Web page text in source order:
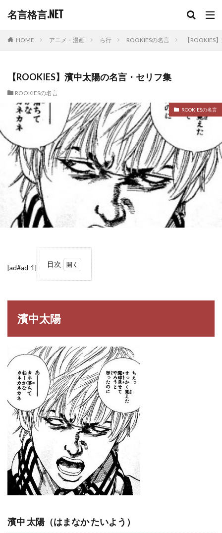
名言格言.NET
HOME アニメ・漫画 ら行 ROOKIESの名言 【ROOKIES
【ROOKIES】濱中太陽の名言・セリフ集
ROOKIESの名言
ROOKIESの名言
[ad#ad-1] 目次
濱中
（は
まな
か た
いよ
う）
2
【ROOKIES】
濱中太陽の名
言・名セリフ
ROOKIES
キャラ一
覧
濱中太陽
濱中 太陽（はまなか たいよう）